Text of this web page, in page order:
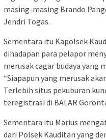
masing-masing Brando
Jendri Togas.
Sementara itu Kapolsek
dihadapan para pelapor
merusak cagar budaya yang
“Siapapun yang merusak
Terlebih situs pekuburan
teregistrasi di BALAR
Sementara itu Marius
dari Polsek Kauditan yang